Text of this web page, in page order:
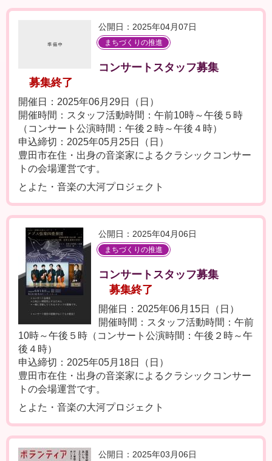
公開日：2025年04月07日
まちづくりの推進
コンサートスタッフ募集
募集終了
開催日：2025年06月29日（日）
開催時間：スタッフ活動時間：午前10時～午後５時
（コンサート公演時間：午後２時～午後４時）
申込締切：2025年05月25日（日）
豊田市在住・出身の音楽家によるクラシックコンサー
トの会場運営です。
とよた・音楽の大河プロジェクト
公開日：2025年04月06日
まちづくりの推進
コンサートスタッフ募集
募集終了
開催日：2025年06月15日（日）
開催時間：スタッフ活動時間：午前
10時～午後５時（コンサート公演時間：午後２時～午
後４時）
申込締切：2025年05月18日（日）
豊田市在住・出身の音楽家によるクラシックコンサー
トの会場運営です。
とよた・音楽の大河プロジェクト
公開日：2025年03月06日